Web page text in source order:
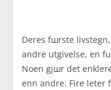
Deres fшrste
andre utgivelse, en
Noen gjшr det
enn andre. Fire lеter